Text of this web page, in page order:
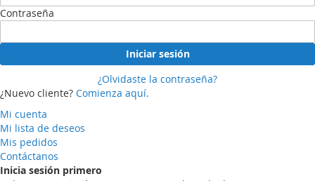
Contraseña
Iniciar sesión
¿Olvidaste la contraseña?
¿Nuevo cliente? Comienza aquí.
Mi cuenta
Mi lista de deseos
Mis pedidos
Contáctanos
Inicia sesión primero